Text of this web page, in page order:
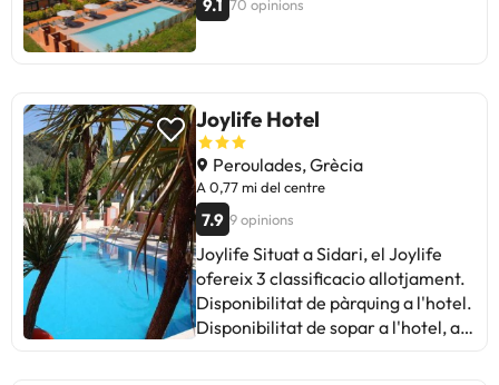
9.1 70 opinions
Joylife Hotel
Peroulades, Grècia
A 0,77 mi del centre
7.9 9 opinions
Joylife Situat a Sidari, el Joylife
ofereix 3 classificacio allotjament.
Disponibilitat de pàrquing a l'hotel.
Disponibilitat de sopar a l'hotel, al